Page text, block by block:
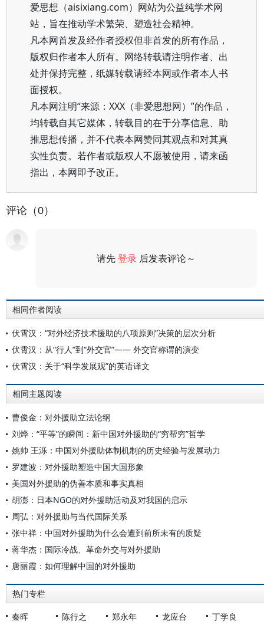
爱思想（aisixiang.com）网站为公益纯学术网
站，旨在推动学术繁荣、塑造社会精神。
凡本网首发及经作者授权但非首发的所有作品，
版权归作者本人所有。网络转载请注明作者、出
处并保持完整，纸媒转载请经本网或作者本人书
面授权。
凡本网注明“来源：XXX（非爱思想网）”的作品，
均转载自其它媒体，转载目的在于分享信息、助
推思想传播，并不代表本网赞同其观点和对其真
实性负责。若作者或版权人不愿被使用，请来函
指出，本网即予改正。
评论（0）
请先登录 后发表评论～
相同作者阅读
伏霄汉：“对外经济技术援助的八项原则”决策的层次分析
伏霄汉：从“行人”到“外交官”—— 外交官称谓的演变
伏霄汉：关于“科学发展观”的英语译文
相同主题阅读
曹俊金：对外援助立法论纲
刘烨：“平等”的瞬间：新中国对外援助的“穷帮穷”哲学
姚帅 王泺：中国对外援助体制机制的历史经验与发展动力
罗建波：对外援助塑造中国大国形象
美国对外援助的伪善本质和事实真相
胡澎：日本NGO的对外援助活动及对我国的启示
周弘：对外援助与当代国际关系
张中祥：中国对外援助为什么会遭到前所未有的质疑
蒋华杰：国际冷战、革命外交与对外援助
唐丽霞：如何理解中国的对外援助
热门专栏
秦晖 陈行之 郑永年 龙应台
丁学良